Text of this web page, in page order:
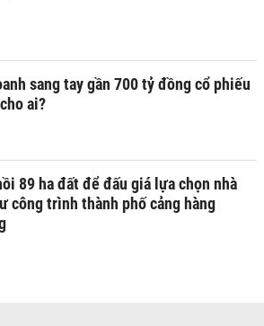
sang tay gần 700 tỷ đồng cổ phiếu
ai?
89 ha đất để đấu giá lựa chọn nhà
công trình thành phố cảng hàng